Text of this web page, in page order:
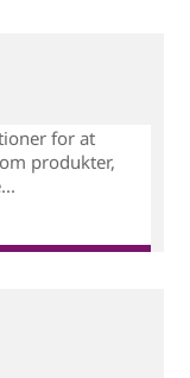
for at
produkter,